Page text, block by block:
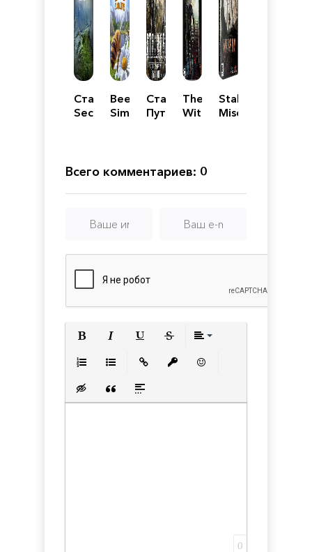
Сталкер
Sector
Bee
Simulator
Сталкер
Путь
The
Witcher
Stalker
Misery
Всего комментариев: 0
Вставка скрытого текста
Вставка цитаты
Вставка спойлера
0